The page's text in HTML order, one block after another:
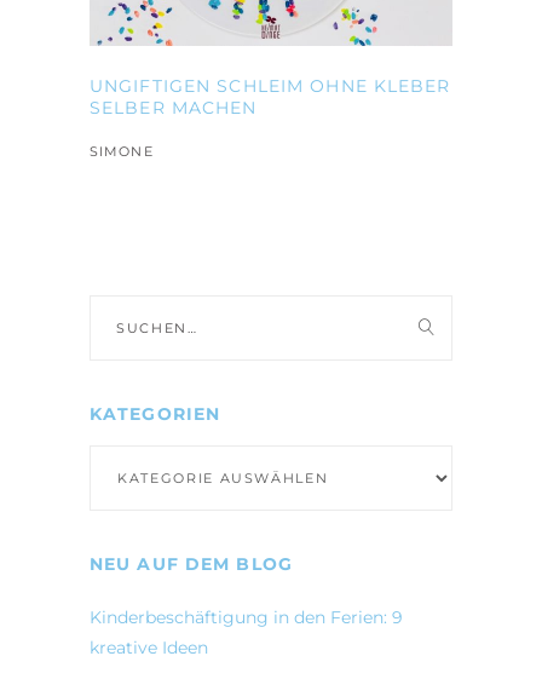
UNGIFTIGEN SCHLEIM OHNE KLEBER
SELBER MACHEN
SIMONE
nach:
KATEGORIEN
NEU AUF DEM BLOG
Kinderbeschäftigung in den Ferien: 9
kreative Ideen